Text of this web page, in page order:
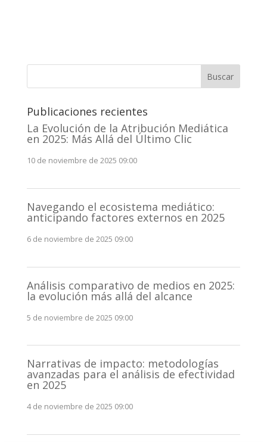
Buscar
Publicaciones recientes
La Evolución de la Atribución Mediática
en 2025: Más Allá del Último Clic
10 de noviembre de 2025 09:00
Navegando el ecosistema mediático:
anticipando factores externos en 2025
6 de noviembre de 2025 09:00
Análisis comparativo de medios en 2025:
la evolución más allá del alcance
5 de noviembre de 2025 09:00
Narrativas de impacto: metodologías
avanzadas para el análisis de efectividad
en 2025
4 de noviembre de 2025 09:00